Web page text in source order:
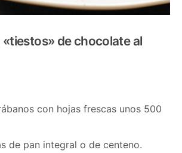
«tiestos» de chocolate al
con hojas frescas unos 500
de pan integral o de centeno.